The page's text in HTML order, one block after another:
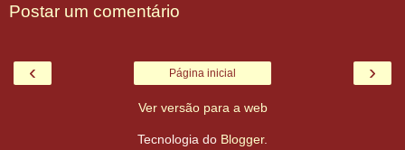
Postar um comentário
‹ ›
Página inicial
Ver versão para a web
Tecnologia do Blogger.